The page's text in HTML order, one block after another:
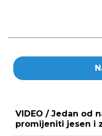
VIDEO / Jedan od
promijeniti jesen i